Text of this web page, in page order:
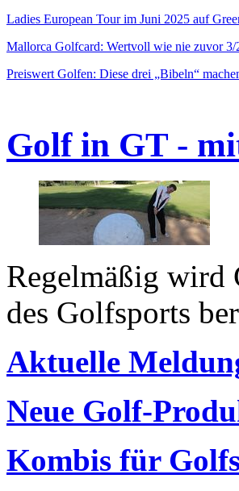
Ladies European Tour im Juni 2025 auf
Mallorca Golfcard: Wertvoll wie nie zuvor 3/
Preiswert Golfen: Diese drei „Bibeln“
Golf in GT -
Regelmäßig wird
des Golfsports
Aktuelle
Neue Golf-
Kombis für